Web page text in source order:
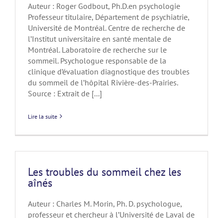
Auteur : Roger Godbout, Ph.D.en psychologie
Professeur titulaire, Département de psychiatrie,
Université de Montréal. Centre de recherche de
l’Institut universitaire en santé mentale de
Montréal. Laboratoire de recherche sur le
sommeil. Psychologue responsable de la
clinique d’évaluation diagnostique des troubles
du sommeil de l’hôpital Rivière-des-Prairies.
Source : Extrait de [...]
Lire la suite
Les troubles du sommeil chez les
aînés
Auteur : Charles M. Morin, Ph. D. psychologue,
professeur et chercheur à l’Université de Laval de